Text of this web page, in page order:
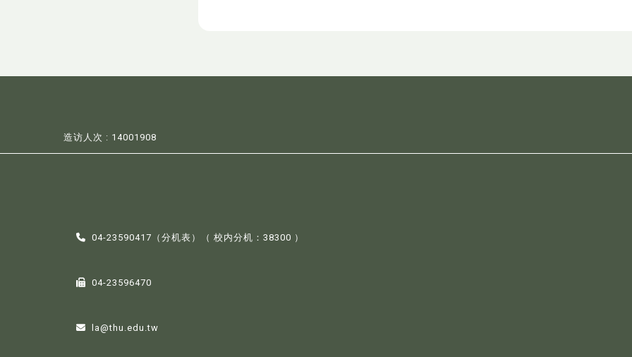
造访人次 : 14001908
04-23590417（分机表 ）（ 校内分机：38300 ）
04-23596470
la@thu.edu.tw